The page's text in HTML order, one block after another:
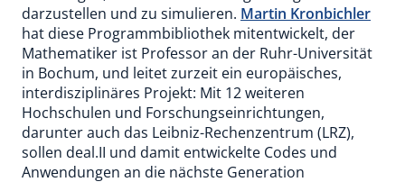
darzustellen und zu simulieren. Martin Kronbichler
hat diese Programmbibliothek mitentwickelt, der
Mathematiker ist Professor an der Ruhr-Universität
in Bochum, und leitet zurzeit ein europäisches,
interdisziplinäres Projekt: Mit 12 weiteren
Hochschulen und Forschungseinrichtungen,
darunter auch das Leibniz-Rechenzentrum (LRZ),
sollen deal.II und damit entwickelte Codes und
Anwendungen an die nächste Generation